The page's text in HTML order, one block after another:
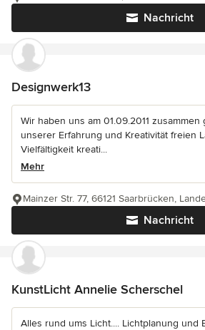
Nachricht
Designwerk13
Wir haben uns am 01.09.2011
unserer Erfahrung und Kreativität freien
Vielfältigkeit kreati...
Mehr
Nachricht
Mainzer Str. 77, 66121 Saarbrücken,
KunstLicht Annelie Scherschel
Alles rund ums Licht.... Lichtplanung und